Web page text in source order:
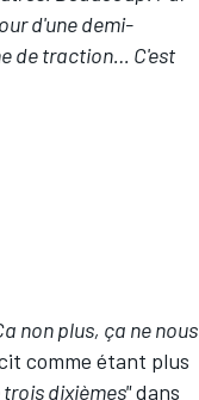
d'une demi-
de traction… C'est
non plus, ça ne nous
comme étant plus
dixièmes"dans